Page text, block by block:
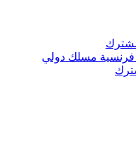
فرنسية مسلك دولي